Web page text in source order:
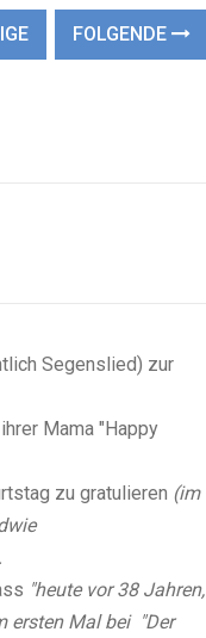
FOLGENDE
Segenslied) zur
Mama "Happy
zu gratulieren (im
"heute vor 38 Jahren,
ersten Mal bei "Der